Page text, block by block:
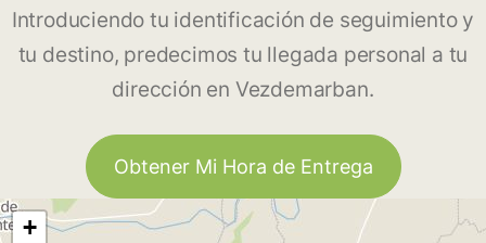
Introduciendo tu identificación de seguimiento y
tu destino, predecimos tu llegada personal a tu
dirección en Vezdemarban.
Obtener Mi Hora de Entrega
+